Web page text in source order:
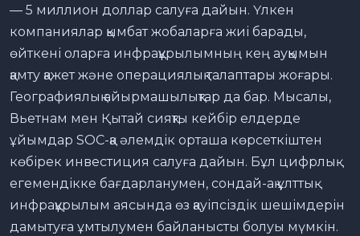
— 5 миллион доллар салуға дайын. Үлкен
компаниялар қымбат жобаларға жиі барады,
өйткені оларға инфрақұрылымның кең ауқымын
қамту қажет және операциялық талаптары жоғары.
Географиялық айырмашылықтар да бар. Мысалы,
Вьетнам мен Қытай сияқты кейбір елдерде
ұйымдар SOC-қа әлемдік орташа көрсеткіштен
көбірек инвестиция салуға дайын. Бұл цифрлық
егемендікке бағдарланумен, сондай-ақ ұлттық
инфрақұрылым аясында өз қауіпсіздік шешімдерін
дамытуға ұмтылумен байланысты болуы мүмкін.